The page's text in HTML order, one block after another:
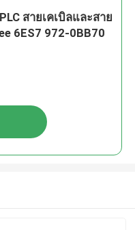
สายเคเบิลและสาย
6ES7 972-0BB70